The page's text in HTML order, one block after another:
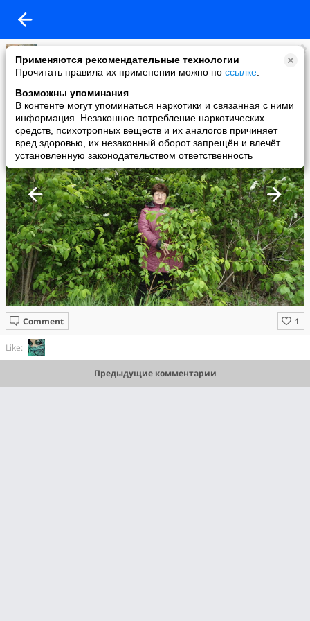
Применяются рекомендательные технологии
Прочитать правила их применении можно по ссылке
Возможны упоминания
В контенте могут упоминаться наркотики и связанная с ними
информация. Незаконное потребление наркотических
средств, психотропных веществ и их аналогов причиняет
вред здоровью, их незаконный оборот запрещён и влечёт
установленную законодательством ответственность
Галина Федосеева
added a photo
24 May в 20:56
Comment
Like:
Предыдущие комментарии